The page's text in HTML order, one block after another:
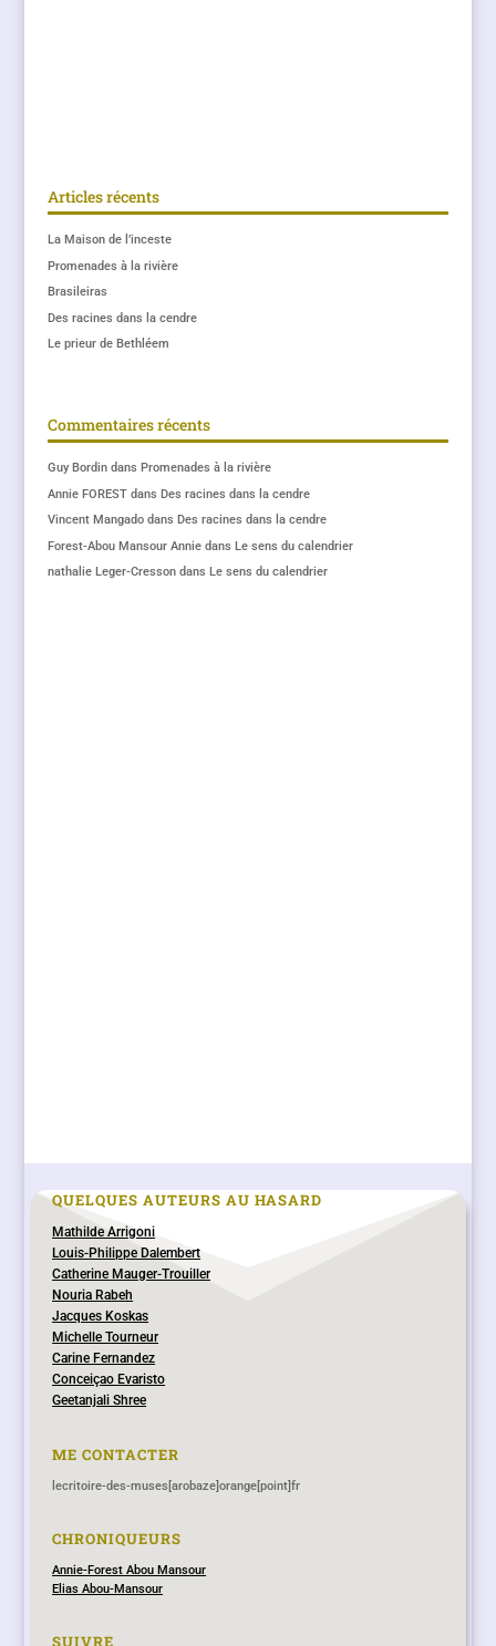
Articles récents
La Maison de l’inceste
Promenades à la rivière
Brasileiras
Des racines dans la cendre
Le prieur de Bethléem
Commentaires récents
Guy Bordindans Promenades à la rivière
Annie FORESTdans Des racines dans la cendre
Vincent Mangadodans Des racines dans la cendre
Forest-Abou Mansour Anniedans Le sens du calendrier
nathalie Leger-Cressondans Le sens du calendrier
QUELQUES AUTEURS AU HASARD
Mathilde Arrigoni
Louis-Philippe Dalembert
Catherine Mauger-Trouiller
Nouria Rabeh
Jacques Koskas
Michelle Tourneur
Carine Fernandez
Conceiçao Evaristo
Geetanjali Shree
ME CONTACTER
lecritoire-des-muses[arobaze]orange[point]fr
CHRONIQUEURS
Annie-Forest Abou Mansour
Elias Abou-Mansour